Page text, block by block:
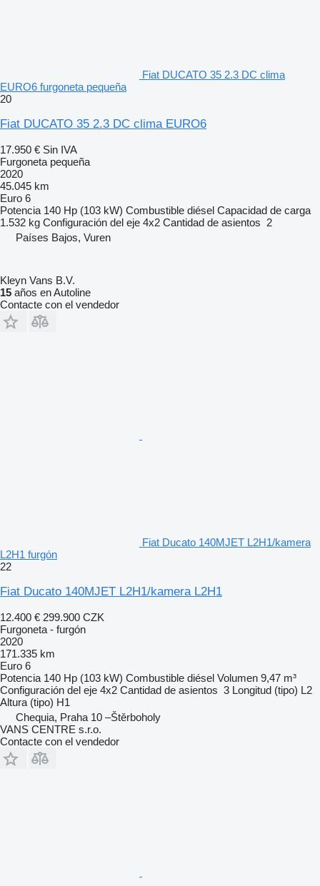
Fiat DUCATO 35 2.3 DC clima
EURO6 furgoneta pequeña
20
Fiat DUCATO 35 2.3 DC clima EURO6
17.950 € Sin IVA
Furgoneta pequeña
2020
45.045 km
Euro 6
Potencia 140 Hp (103 kW) Combustible diésel Capacidad de carga
1.532 kg Configuración del eje 4x2 Cantidad de asientos 2
Países Bajos, Vuren
Kleyn Vans B.V.
15 años en Autoline
Contacte con el vendedor
Fiat Ducato 140MJET L2H1/kamera
L2H1 furgón
22
Fiat Ducato 140MJET L2H1/kamera L2H1
12.400 € 299.900 CZK
Furgoneta - furgón
2020
171.335 km
Euro 6
Potencia 140 Hp (103 kW) Combustible diésel Volumen 9,47 m³
Configuración del eje 4x2 Cantidad de asientos 3 Longitud (tipo) L2
Altura (tipo) H1
Chequia, Praha 10 –Štěrboholy
VANS CENTRE s.r.o.
Contacte con el vendedor